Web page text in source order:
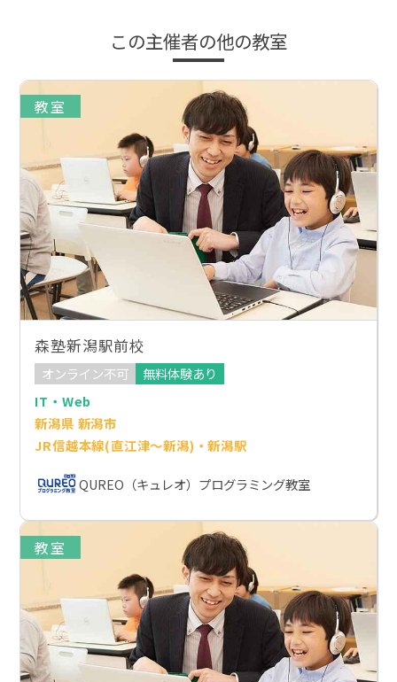
この主催者の他の教室
教室
森塾新潟駅前校
オンライン不可
無料体験あり
IT・Web
新潟県 新潟市
JR信越本線(直江津～新潟)・新潟駅
QUREO（キュレオ）プログラミング教室
教室